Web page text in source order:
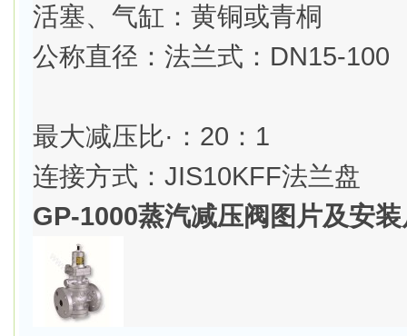
活塞、气缸：黄铜或青桐
公称直径：法兰式：DN15-100
最大减压比·：20：1
连接方式：JIS10KFF法兰盘
GP-1000蒸汽减压阀图片及安